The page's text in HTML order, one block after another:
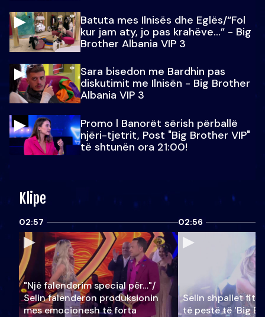
Batuta mes Ilnisës dhe Eglës/“Fol
kur jam aty, jo pas krahëve…” - Big
Brother Albania VIP 3
Sara bisedon me Bardhin pas
diskutimit me Ilnisën - Big Brother
Albania VIP 3
Promo l Banorët sërish përballë
njëri-tjetrit, Post "Big Brother VIP"
të shtunën ora 21:00!
Klipe
02:57
"Një falenderim special për…"/
Selin falënderon produksionin
mes emocionesh të forta
02:56
Selin shpallet
të pestë të ‘Big